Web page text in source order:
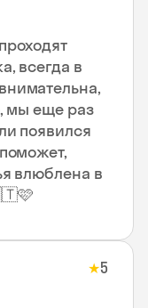
всегда в
мы еще раз
появился
влюблена в
★5